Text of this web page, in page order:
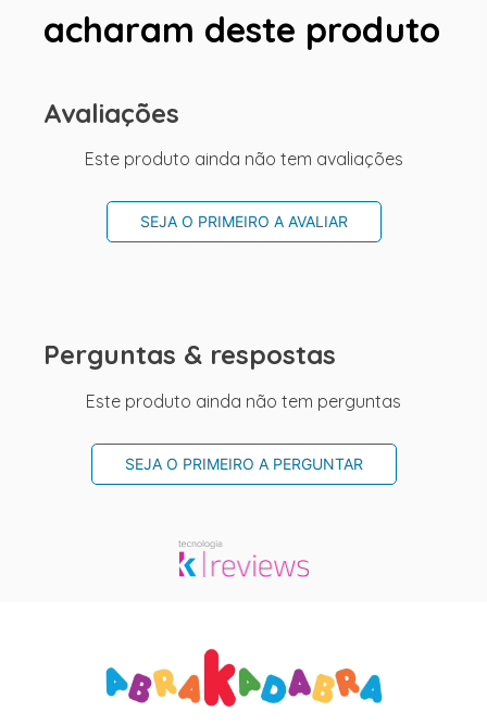
acharam deste produto
Avaliações
Este produto ainda não tem avaliações
SEJA O PRIMEIRO A AVALIAR
Perguntas & respostas
Este produto ainda não tem perguntas
SEJA O PRIMEIRO A PERGUNTAR